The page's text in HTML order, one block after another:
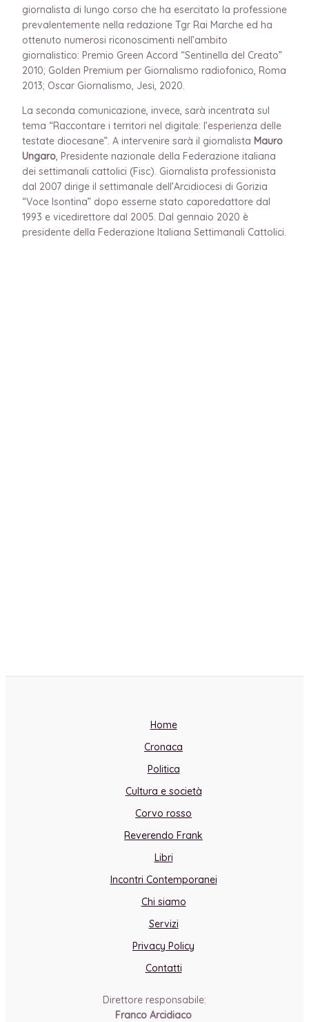
giornalista di lungo corso che ha esercitato la professione
prevalentemente nella redazione Tgr Rai Marche ed ha
ottenuto numerosi riconoscimenti nell’ambito
giornalistico: Premio Green Accord “Sentinella del Creato”
2010; Golden Premium per Giornalismo radiofonico, Roma
2013; Oscar Giornalismo, Jesi, 2020.
La seconda comunicazione, invece, sarà incentrata sul
tema “Raccontare i territori nel digitale: l’esperienza delle
testate diocesane”. A intervenire sarà il giornalista Mauro
Ungaro, Presidente nazionale della Federazione italiana
dei settimanali cattolici (Fisc). Giornalista professionista
dal 2007 dirige il settimanale dell’Arcidiocesi di Gorizia
“Voce Isontina” dopo esserne stato caporedattore dal
1993 e vicedirettore dal 2005. Dal gennaio 2020 è
presidente della Federazione Italiana Settimanali Cattolici.
Home
Cronaca
Politica
Cultura e società
Corvo rosso
Reverendo Frank
Libri
Incontri Contemporanei
Chi siamo
Servizi
Privacy Policy
Contatti
Direttore responsabile:
Franco Arcidiaco